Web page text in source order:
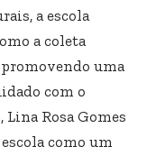
a escola
a coleta
uma
com o
Rosa Gomes
como um